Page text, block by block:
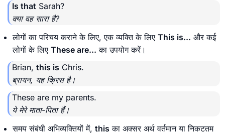
Is that Sarah?
क्या वह सारा है?
लोगों का परिचय कराने के लिए, एक व्यक्ति के लिए This is... और कई
लोगों के लिए These are... का उपयोग करें।
Brian, this is Chris.
ब्रायन, यह क्रिस है।
These are my parents.
ये मेरे माता-पिता हैं।
समय संबंधी अभिव्यक्तियों में, this का अक्सर अर्थ वर्तमान या निकटतम